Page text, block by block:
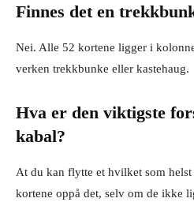
Finnes det en
Nei. Alle 52 kortene ligger i
verken trekkbunke eller kastehaug.
Hva er den viktigste
kabal?
At du kan flytte et hvilket som
kortene oppå det, selv om de ikke